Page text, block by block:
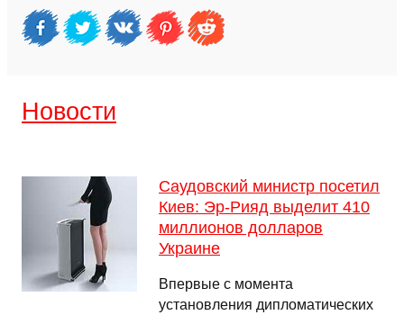
Новости
Саудовский министр посетил
Киев: Эр-Рияд выделит 410
миллионов долларов
Украине
Впервые с момента
установления дипломатических